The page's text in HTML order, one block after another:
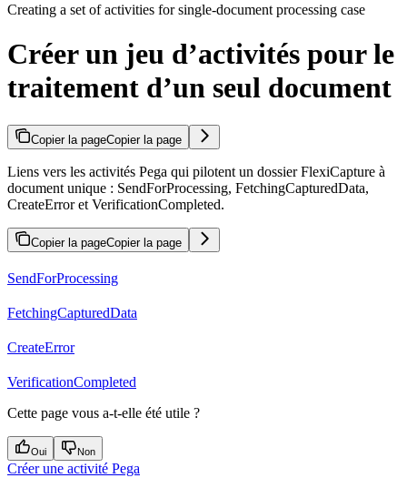
Creating a set of activities for single-document processing case
Créer un jeu d’activités pour le
traitement d’un seul document
Copier la pageCopier la page
Liens vers les activités Pega qui pilotent un dossier FlexiCapture à
document unique : SendForProcessing, FetchingCapturedData,
CreateError et VerificationCompleted.
Copier la pageCopier la page
SendForProcessing
FetchingCapturedData
CreateError
VerificationCompleted
Cette page vous a-t-elle été utile ?
Oui Non
Créer une activité Pega